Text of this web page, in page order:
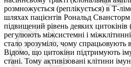
розмножується (реплікується) в Т-
шляхах пацієнтів Рональд
підвищений рівень деяких цитокінів
регулюють міжсистемні і міжклітинні
стало зрозуміло, чому спрацьовують
Відомо, що цитокіни підтримують
стані. Тому активізовані клітини